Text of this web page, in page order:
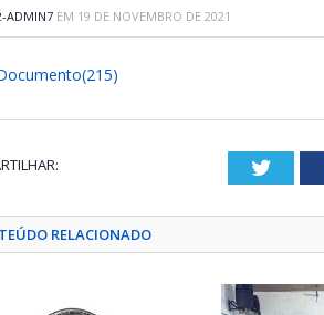
ADMIN7 EM 19 DE NOVEMBRO DE 2021
RELACIONADO